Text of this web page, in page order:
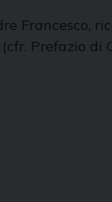
Francesco,
Prefazio di